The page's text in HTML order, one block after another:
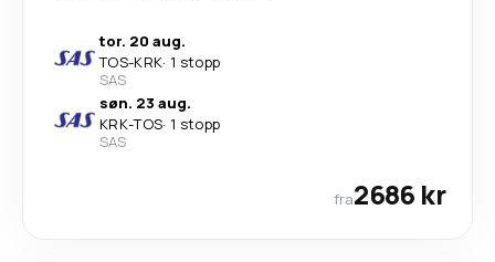
tor. 20 aug.
TOS-KRK· 1 stopp
SAS
søn. 23 aug.
KRK-TOS· 1 stopp
SAS
fra2686 kr